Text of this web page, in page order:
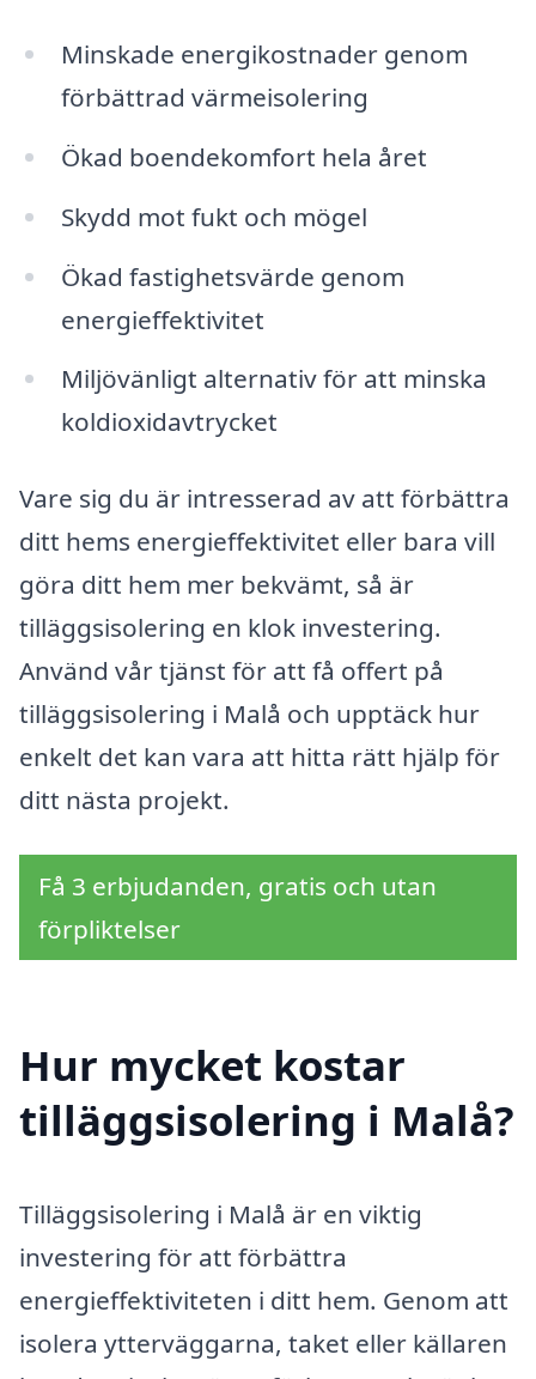
Minskade energikostnader genom
förbättrad värmeisolering
Ökad boendekomfort hela året
Skydd mot fukt och mögel
Ökad fastighetsvärde genom
energieffektivitet
Miljövänligt alternativ för att minska
koldioxidavtrycket
Vare sig du är intresserad av att förbättra
ditt hems energieffektivitet eller bara vill
göra ditt hem mer bekvämt, så är
tilläggsisolering en klok investering.
Använd vår tjänst för att få offert på
tilläggsisolering i Malå och upptäck hur
enkelt det kan vara att hitta rätt hjälp för
ditt nästa projekt.
Få 3 erbjudanden, gratis och utan
förpliktelser
Hur mycket kostar
tilläggsisolering i Malå?
Tilläggsisolering i Malå är en viktig
investering för att förbättra
energieffektiviteten i ditt hem. Genom att
isolera ytterväggarna, taket eller källaren